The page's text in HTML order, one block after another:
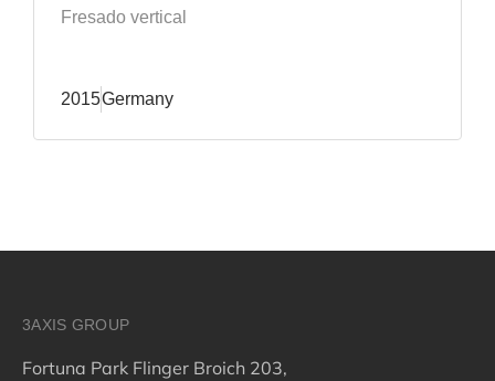
Fresado vertical
2015Germany
3AXIS GROUP
Fortuna Park Flinger Broich 203,